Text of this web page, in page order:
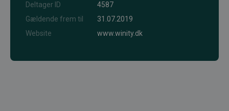
Deltager ID
4587
Gældende frem til
31.07.2019
Website
www.winity.dk